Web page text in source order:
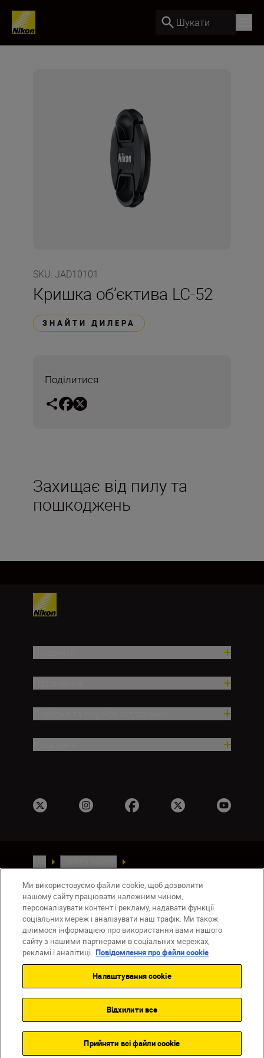
Шукати
SKU: JAD10101
Кришка об’єктива LC-52
ЗНАЙТИ ДИЛЕРА
Поділитися
Захищає від пилу та
пошкоджень
Умови використання
Повідомлення про файли cookie
Налаштування Cookie
© 2026 Nikon
Back to top
Ми використовуємо файли cookie, щоб дозволити
нашому сайту працювати належним чином,
персоналізувати контент і рекламу, надавати функції
соціальних мереж і аналізувати наш трафік. Ми також
ділимося інформацією про використання вами нашого
сайту з нашими партнерами в соціальних мережах,
рекламі і аналітиці. Повідомлення про файли cookie
Налаштування cookie
Відхилити все
Прийняти всі файли сookie